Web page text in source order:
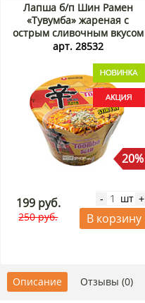
Лапша б/п Шин Рамен
«Тувумба» жареная с
острым сливочным вкусом
(Shin Ramyun Stir Fry
113 г Акция
арт. 28532
20%
199 руб.
250 руб.
- шт +
В корзину
Описание Отзывы (0)